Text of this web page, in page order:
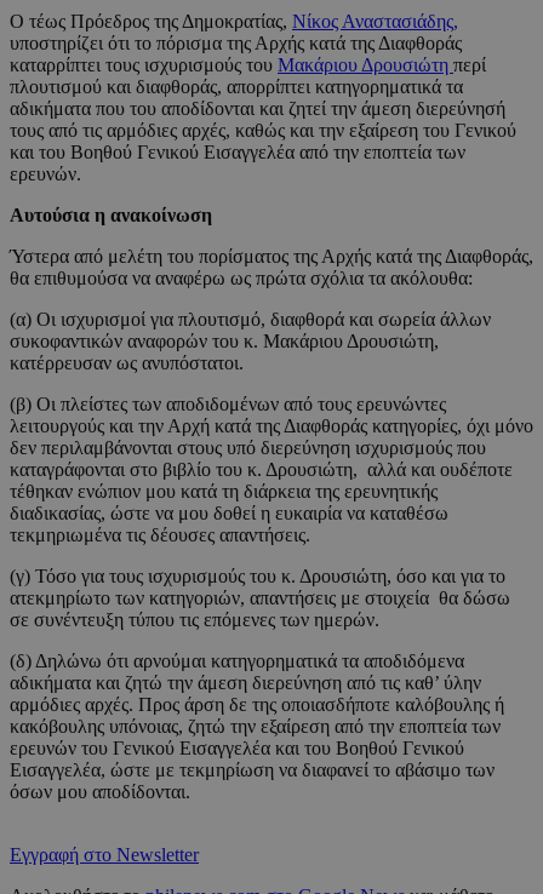
Ο τέως Πρόεδρος της Δημοκρατίας, Νίκος Αναστασιάδης,
υποστηρίζει ότι το πόρισμα της Αρχής κατά της Διαφθοράς
καταρρίπτει τους ισχυρισμούς του Μακάριου Δρουσιώτη περί
πλουτισμού και διαφθοράς, απορρίπτει κατηγορηματικά τα
αδικήματα που του αποδίδονται και ζητεί την άμεση διερεύνησή
τους από τις αρμόδιες αρχές, καθώς και την εξαίρεση του Γενικού
και του Βοηθού Γενικού Εισαγγελέα από την εποπτεία των
ερευνών.
Αυτούσια η ανακοίνωση
Ύστερα από μελέτη του πορίσματος της Αρχής κατά της Διαφθοράς,
θα επιθυμούσα να αναφέρω ως πρώτα σχόλια τα ακόλουθα:
(α) Οι ισχυρισμοί για πλουτισμό, διαφθορά και σωρεία άλλων
συκοφαντικών αναφορών του κ. Μακάριου Δρουσιώτη,
κατέρρευσαν ως ανυπόστατοι.
(β) Οι πλείστες των αποδιδομένων από τους ερευνώντες
λειτουργούς και την Αρχή κατά της Διαφθοράς κατηγορίες, όχι μόνο
δεν περιλαμβάνονται στους υπό διερεύνηση ισχυρισμούς που
καταγράφονται στο βιβλίο του κ. Δρουσιώτη, αλλά και ουδέποτε
τέθηκαν ενώπιον μου κατά τη διάρκεια της ερευνητικής
διαδικασίας, ώστε να μου δοθεί η ευκαιρία να καταθέσω
τεκμηριωμένα τις δέουσες απαντήσεις.
(γ) Τόσο για τους ισχυρισμούς του κ. Δρουσιώτη, όσο και για το
ατεκμηρίωτο των κατηγοριών, απαντήσεις με στοιχεία θα δώσω
σε συνέντευξη τύπου τις επόμενες των ημερών.
(δ) Δηλώνω ότι αρνούμαι κατηγορηματικά τα αποδιδόμενα
αδικήματα και ζητώ την άμεση διερεύνηση από τις καθ’ ύλην
αρμόδιες αρχές. Προς άρση δε της οποιασδήποτε καλόβουλης ή
κακόβουλης υπόνοιας, ζητώ την εξαίρεση από την εποπτεία των
ερευνών του Γενικού Εισαγγελέα και του Βοηθού Γενικού
Εισαγγελέα, ώστε με τεκμηρίωση να διαφανεί το αβάσιμο των
όσων μου αποδίδονται.
Εγγραφή στο Newsletter